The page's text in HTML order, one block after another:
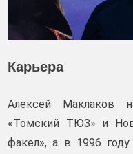
Карьера
Алексей Маклаков
«Томский ТЮЗ» и
факел», а в 1996